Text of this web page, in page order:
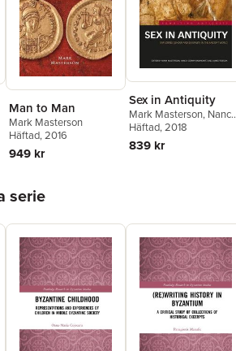
Man to Man
Mark Masterson
Häftad, 2016
949 kr
Sex in Antiquity
Mark Masterson, Nancy
Sorkin Rabinowitz
James Robson
Häftad, 2018
839 kr
serie